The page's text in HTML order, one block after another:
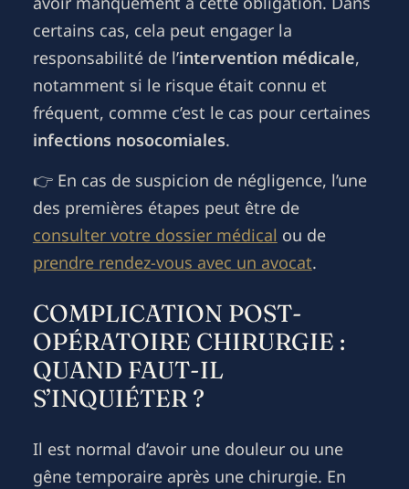
certains cas, cela peut engager la
responsabilité de l’intervention médicale,
notamment si le risque était connu et
fréquent, comme c’est le cas pour certaines
infections nosocomiales.
👉 En cas de suspicion de négligence, l’une
des premières étapes peut être de
consulter votre dossier médical ou de
prendre rendez-vous avec un avocat.
COMPLICATION POST-
OPÉRATOIRE CHIRURGIE :
QUAND FAUT-IL
S’INQUIÉTER ?
Il est normal d’avoir une douleur ou une
gêne temporaire après une chirurgie. En